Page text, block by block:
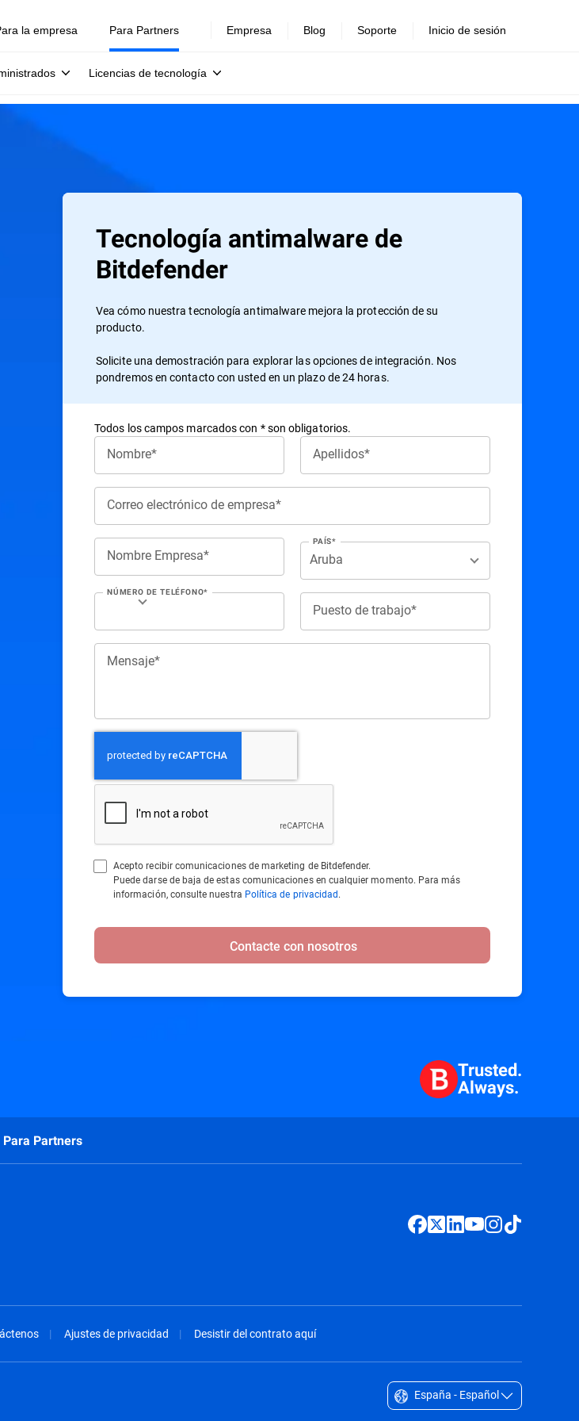
la empresa Para Partners
Licencias de tecnología
Empresa Blog Soporte Inicio de sesión
Tecnología antimalware de
Bitdefender
Vea cómo nuestra tecnología antimalware mejora la protección de su
producto.
Solicite una demostración para explorar las opciones de integración. Nos
pondremos en contacto con usted en un plazo de 24 horas.
Todos los campos marcados con * son obligatorios.
Nombre* Apellidos*
Correo electrónico de empresa*
Nombre Empresa*
PAÍS*
NÚMERO DE TELÉFONO*
Puesto de trabajo*
Mensaje*
Acepto recibir comunicaciones de marketing de Bitdefender.
Puede darse de baja de estas comunicaciones en cualquier momento. Para más
información, consulte nuestra Política de privacidad.
Contacte con nosotros
Trusted.
Always.
Para Partners
Ajustes de privacidad Desistir del contrato aquí
España - Español